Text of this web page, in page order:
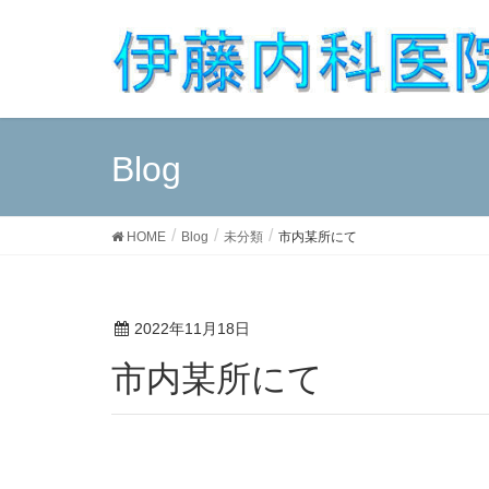
Blog
HOME Blog 未分類 市内某所にて
2022年11月18日
市内某所にて